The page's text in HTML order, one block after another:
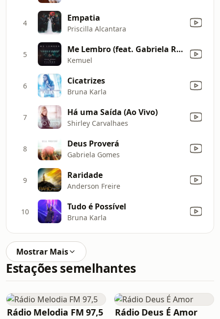
4 Empatia
Priscilla Alcantara
5 Me Lembro (feat. Gabriela Rocha) [Ao Vivo]
Kemuel
6 Cicatrizes
Bruna Karla
7 Há uma Saída (Ao Vivo)
Shirley Carvalhaes
8 Deus Proverá
Gabriela Gomes
9 Raridade
Anderson Freire
10 Tudo é Possível
Bruna Karla
Mostrar Mais
Estações semelhantes
Rádio Melodia FM 97,5 Rádio Deus É Amor